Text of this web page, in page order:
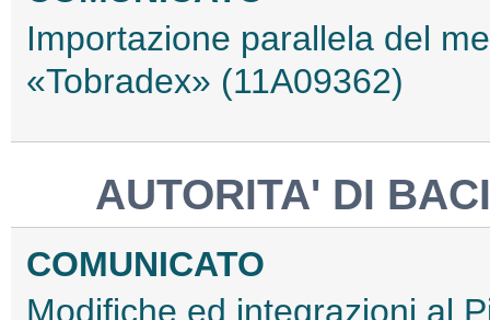
Importazione parallela del
«Tobradex» (11A09362)
AUTORITA' DI
COMUNICATO
Modifiche ed integrazioni al